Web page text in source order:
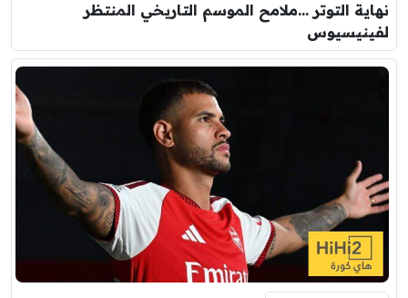
نهاية التوتر …ملامح الموسم التاريخي المنتظر
لفينيسيوس